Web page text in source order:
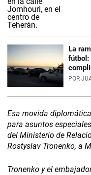
La
fútbol:
POR
Esa movida
para asuntos
del Ministerio de
Rostyslav Tronenko, a
Tronenko y el